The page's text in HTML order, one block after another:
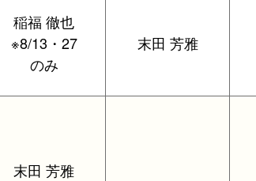
稲福 徹也
※8/13・27
のみ
末田 芳雅
末田 芳雅